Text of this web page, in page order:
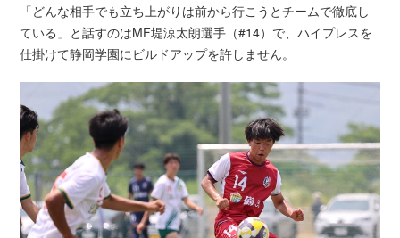
「どんな相手でも立ち上がりは前から行こうとチームで徹底し
ている」と話すのはMF堤涼太朗選手（#14）で、ハイプレスを
仕掛けて静岡学園にビルドアップを許しません。